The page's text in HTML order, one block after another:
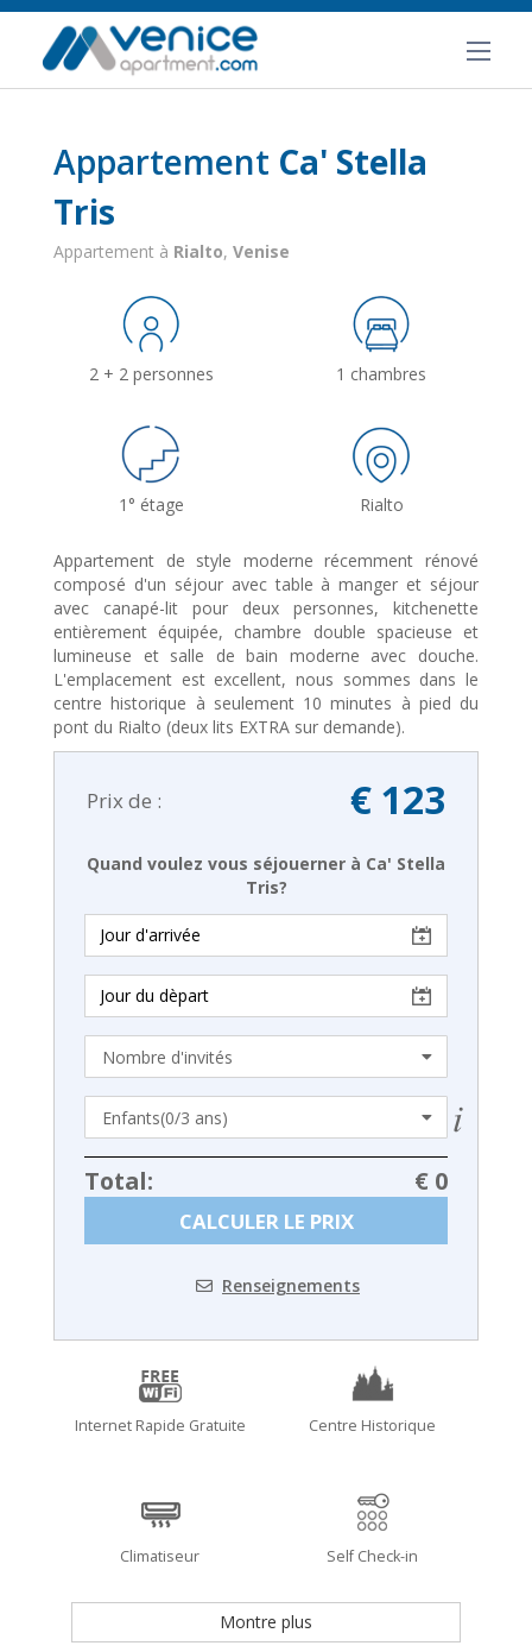
Appartement Ca' Stella
Tris
Appartement à Rialto, Venise
2 + 2 personnes 1 chambres
1° étage Rialto
Appartement de style moderne récemment rénové
composé d'un séjour avec table à manger et séjour
avec canapé-lit pour deux personnes, kitchenette
entièrement équipée, chambre double spacieuse et
lumineuse et salle de bain moderne avec douche.
L'emplacement est excellent, nous sommes dans le
centre historique à seulement 10 minutes à pied du
pont du Rialto (deux lits EXTRA sur demande).
Prix de : € 123
Quand voulez vous séjouerner à Ca' Stella
Tris?
Total: € 0
CALCULER LE PRIX
Renseignements
Internet Rapide Gratuite Centre Historique
Climatiseur Self Check-in
Montre plus